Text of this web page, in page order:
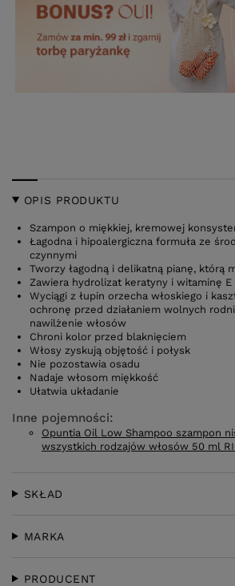
OPIS PRODUKTU
Szampon o miękkiej, kremowej
Łagodna i hipoalergiczna formuła ze
czynnymi
Tworzy łagodną i delikatną pianę, którą
Zawiera hydrolizat keratyny i witaminę E
Wyciągi z łupin orzecha włoskiego i
ochronę przed działaniem wolnych
nawilżenie włosów
Chroni kolor przed blaknięciem
Włosy zyskują objętość i połysk
Nie pozostawia osadu
Nadaje włosom miękkość
Ułatwia układanie
Inne pojemności:
Opuntia Oil Low Shampoo szampon
wszystkich rodzajów włosów 50 ml
SKŁAD
MARKA
PRODUCENT